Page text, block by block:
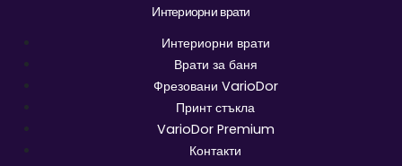
Интериорни врати
Интериорни врати
Врати за баня
Фрезовани VarioDor
Принт стъкла
VarioDor Premium
Контакти